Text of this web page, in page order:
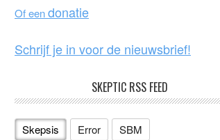
k
Of eendonatie
Schrijf je in voor de nieuwsbrief!
SKEPTIC RSS FEED
Skepsis Error SBM